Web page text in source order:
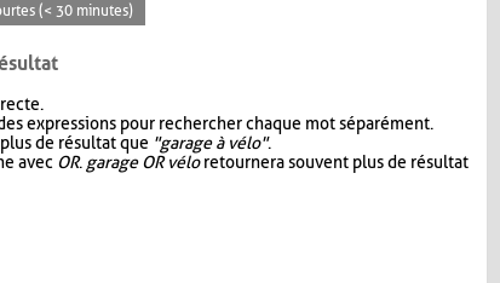
(< 30 minutes)
expressions pour rechercher chaque mot séparément.
de résultat que "garage à vélo".
avec OR. garage OR véloretournera souvent plus de résultat